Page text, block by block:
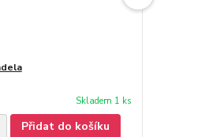
Skladem 1 ks
Přidat do košíku